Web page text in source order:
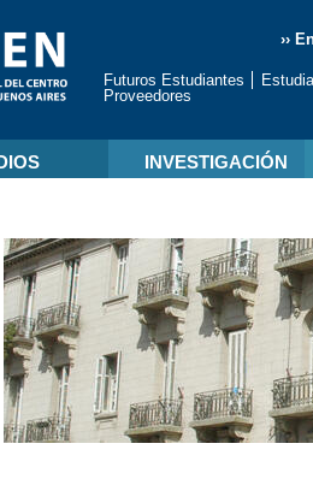
››
Futuros Estudiantes
Proveedores
INVESTIGACIÓN